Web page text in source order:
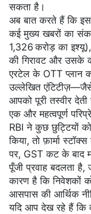
सकता है।
अब बात करते हैं कि
कई मुख्य खबरों का
1,326 करोड़ का
की गिरावट और उसके
एरटेल के OTT प्लान
उल्लेखित एंटिटीज़—जैसे
आपको पूरी तस्वीर
एक और महत्वपूर्ण
RBI ने कुछ छुट्टियों
किया, तो फ़ार्मा
पर, GST कट के बाद
पूँजी प्रवाह बदलता
कारण है कि निवेशकों
आसपास की आर्थिक
यदि आप देख रहे हैं कि